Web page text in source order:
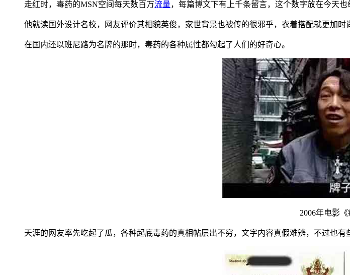
走红时，毒药的MSN空间每天数百万流量，每篇博文下有上千条留言，这个数字放在今天也
他就读国外设计名校，网友评价其相貌英俊，家世背景也被传的很邪乎，衣着搭配就更加时
在国内还以班尼路为名牌的那时，毒药的各种属性都勾起了人们的好奇心。
2006年电影《
天涯的网友率先吃起了瓜，各种起底毒药的真相帖层出不穷，文字内容真假难辨，不过也有